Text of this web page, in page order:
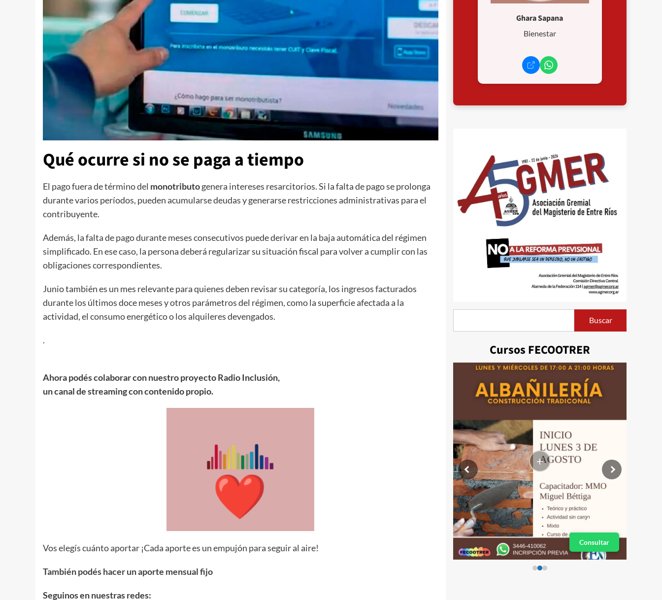
Qué ocurre si no se paga a tiempo
El pago fuera de término del monotributogenera intereses resarcitorios. Si la falta de pago se prolonga
durante varios períodos, pueden acumularse deudas y generarse restricciones administrativas para el
contribuyente.
Además, la falta de pago durante meses consecutivos puede derivar en la baja automática del régimen
simplificado. En ese caso, la persona deberá regularizar su situación fiscal para volver a cumplir con las
obligaciones correspondientes.
Junio también es un mes relevante para quienes deben revisar su categoría, los ingresos facturados
durante los últimos doce meses y otros parámetros del régimen, como la superficie afectada a la
actividad, el consumo energético o los alquileres devengados.
.
Ahora podés colaborar con nuestro proyecto Radio Inclusión,
un canal de streaming con contenido propio.
Vos elegís cuánto aportar ¡Cada aporte es un empujón para seguir al aire!
También podés hacer un aporte mensual fijo
Seguinos en nuestras redes:
Ghara Sapana
Bienestar
Buscar
Cursos FECOOTRER
+
Consultar